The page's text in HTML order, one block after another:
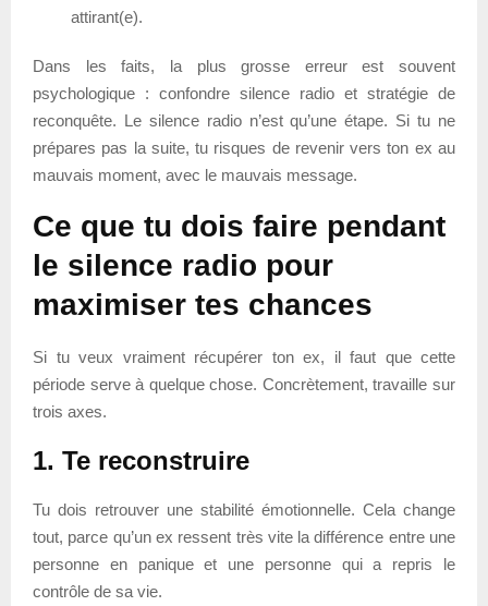
attirant(e).
Dans les faits, la plus grosse erreur est souvent
psychologique : confondre silence radio et stratégie de
reconquête. Le silence radio n’est qu’une étape. Si tu ne
prépares pas la suite, tu risques de revenir vers ton ex au
mauvais moment, avec le mauvais message.
Ce que tu dois faire pendant
le silence radio pour
maximiser tes chances
Si tu veux vraiment récupérer ton ex, il faut que cette
période serve à quelque chose. Concrètement, travaille sur
trois axes.
1. Te reconstruire
Tu dois retrouver une stabilité émotionnelle. Cela change
tout, parce qu’un ex ressent très vite la différence entre une
personne en panique et une personne qui a repris le
contrôle de sa vie.